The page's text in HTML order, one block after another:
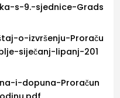
s-9.-sjednice-Grads
o-izvršenju-Proraču
siječanj-lipanj-201
i-dopuna-Proračun